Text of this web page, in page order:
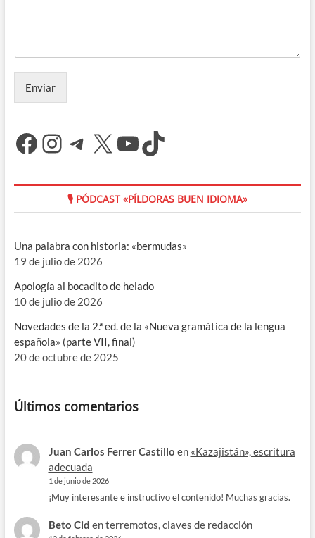
Enviar
Facebook
Instagram
Telegram
X YouTube
TikTok
🎙 PÓDCAST «PÍLDORAS BUEN IDIOMA»
Una palabra con historia: «bermudas»
19 de julio de 2026
Apología al bocadito de helado
10 de julio de 2026
Novedades de la 2.ª ed. de la «Nueva gramática de la lengua
española» (parte VII, final)
20 de octubre de 2025
Últimos comentarios
Juan Carlos Ferrer Castillo en «Kazajistán», escritura
adecuada
1 de junio de 2026
¡Muy interesante e instructivo el contenido! Muchas gracias.
Beto Cid enterremotos, claves de redacción